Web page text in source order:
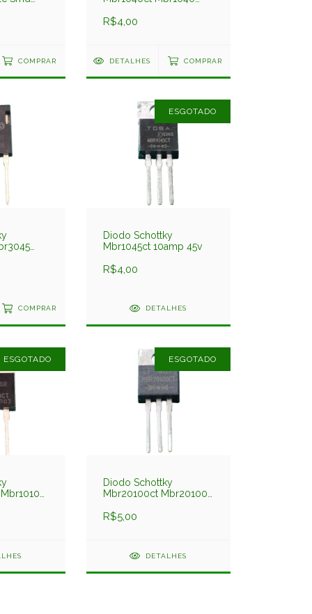
COMPRAR
R$4,00
DETALHES COMPRAR
COMPRAR
ESGOTADO
Diodo Schottky
Mbr1045ct 10amp 45v
R$4,00
DETALHES
ESGOTADO ESGOTADO
Diodo Schottky
Mbr20100ct Mbr20100
R$5,00
DETALHES